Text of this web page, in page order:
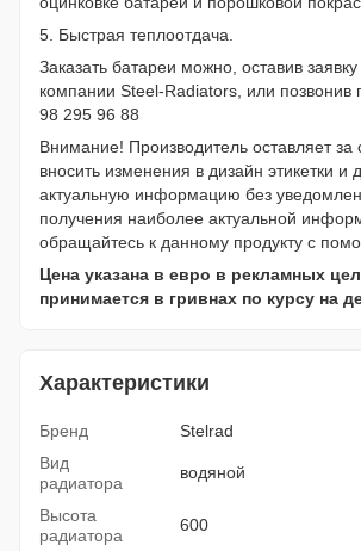
5. Быстрая теплоотдача.
Заказать батареи можно, оставив
компании Steel-Radiators, или позвонив
98 295 96 88
Внимание! Производитель оставляет за
вносить изменения в дизайн этикетки и
актуальную информацию без
получения наиболее актуальной
обращайтесь к данному продукту с
Цена указана в евро в рекламных
принимается в гривнах по курсу на
Характеристики
Бренд
Stelrad
Вид
радиатора
водяной
Высота
радиатора
600